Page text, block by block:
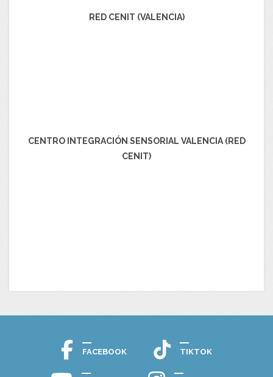
RED CENIT (VALENCIA)
CENTRO INTEGRACIÓN SENSORIAL VALENCIA (RED
CENIT)
FACEBOOK TIKTOK